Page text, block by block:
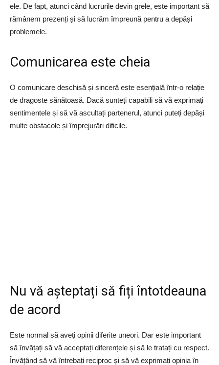
ele. De fapt, atunci când lucrurile devin grele, este important să
rămânem prezenți și să lucrăm împreună pentru a depăși
problemele.
Comunicarea este cheia
O comunicare deschisă și sinceră este esențială într-o relație
de dragoste sănătoasă. Dacă sunteți capabili să vă exprimați
sentimentele și să vă ascultați partenerul, atunci puteți depăși
multe obstacole și împrejurări dificile.
Nu vă așteptați să fiți întotdeauna
de acord
Este normal să aveți opinii diferite uneori. Dar este important
să învățați să vă acceptați diferențele și să le tratați cu respect.
Învățând să vă întrebați reciproc și să vă exprimați opinia în